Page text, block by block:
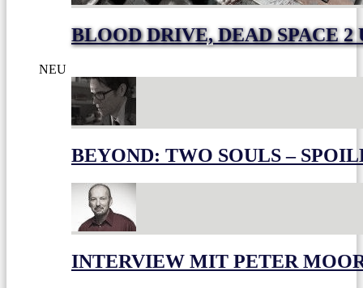
BLOOD DRIVE, DEAD SPACE 2
NEU
BEYOND: TWO SOULS –
INTERVIEW MIT PETER